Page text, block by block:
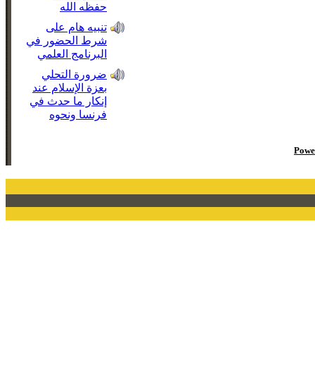
حفظه الله
تنبيه هام على
شرط الحضور في
البرنامج العلمي
ضرورة التحلي
بعزة الإسلام عند
إنكار ما حدث في
فرنسا ونحوه